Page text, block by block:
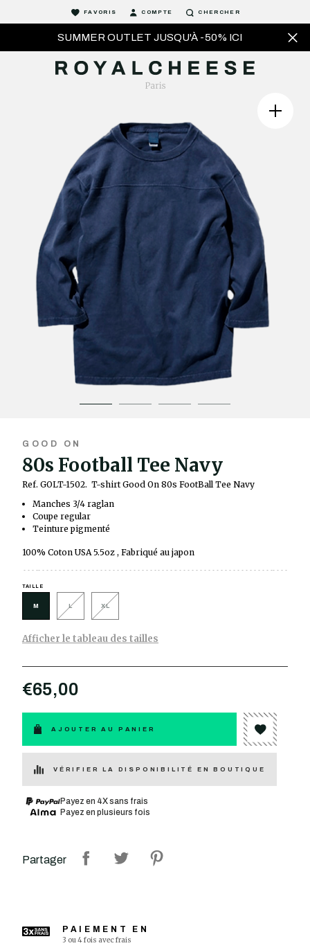
SUMMER OUTLET JUSQU'À -50% ICI
FAVORIS COMPTE CHERCHER
GOOD ON
80s Football Tee Navy
Ref. GOLT-1502. T-shirt Good On 80s FootBall Tee Navy
Manches 3/4 raglan
Coupe regular
Teinture pigmenté
100% Coton USA 5.5oz , Fabriqué au japon
TAILLE
M L XL
Afficher le tableau des tailles
€65,00
AJOUTER AU PANIER
VÉRIFIER LA DISPONIBILITÉ EN BOUTIQUE
Payez en 4X sans frais
Payez en plusieurs fois
Partager
PAIEMENT EN
3 ou 4 fois avec frais